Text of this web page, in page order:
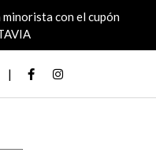
con el cupón